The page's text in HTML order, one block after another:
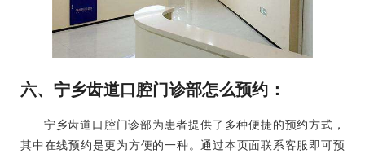
六、宁乡齿道口腔门诊部怎么预约：
宁乡齿道口腔门诊部为患者提供了多种便捷的预约方式，
其中在线预约是更为方便的一种。通过本页面联系客服即可预